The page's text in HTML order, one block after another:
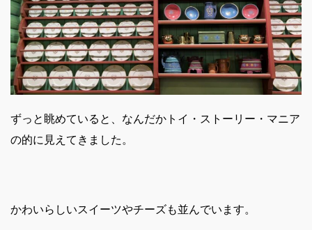
ずっと眺めていると、なんだかトイ・ストーリー・マニア
の的に見えてきました。
かわいらしいスイーツやチーズも並んでいます。